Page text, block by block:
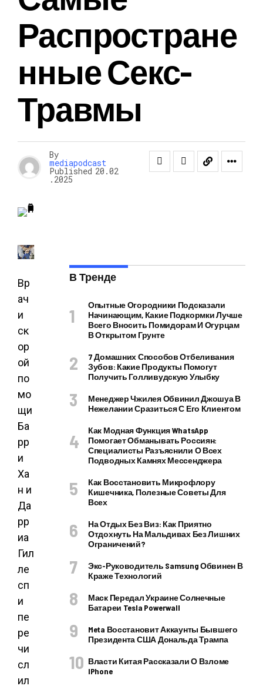
Распростране
Нные Секс-
Травмы
By
mediapodcast
Published 20.02
.2025
Вр
ач
и
ск
ор
ой
по
мо
щи
Ба
рр
и
Ха
н и
Да
рр
иа
Гил
ле
сп
и
пе
ре
чи
сл
ил
В Тренде
Опытные Огородники Подсказали
Начинающим, Какие Подкормки Лучше
Всего Вносить Помидорам И Огурцам
В Открытом Грунте
7 Домашних Способов Отбеливания
Зубов: Какие Продукты Помогут
Получить Голливудскую Улыбку
Менеджер Чжилея Обвинил Джошуа В
Нежелании Сразиться С Его Клиентом
Как Модная Функция WhatsApp
Помогает Обманывать Россиян:
Специалисты Разъяснили О Всех
Подводных Камнях Мессенджера
Как Восстановить Микрофлору
Кишечника, Полезные Советы Для
Всех
На Отдых Без Виз: Как Приятно
Отдохнуть На Мальдивах Без Лишних
Ограничений?
Экс-Руководитель Samsung Обвинен В
Краже Технологий
Маск Передал Украине Солнечные
Батареи Tesla Powerwall
Meta Восстановит Аккаунты Бывшего
Президента США Дональда Трампа
Власти Китая Рассказали О Взломе
IPhone